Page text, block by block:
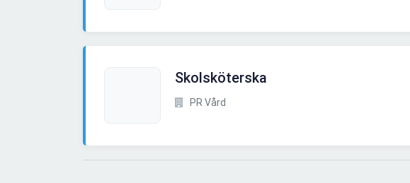
Skolsköterska
PR Vård